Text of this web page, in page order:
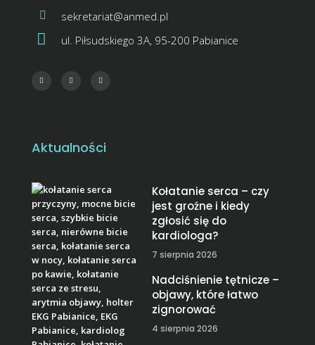
sekretariat@anmed.pl
ul. Piłsudskiego 3A, 95-200 Pabianice
Aktualności
Kołatanie serca – czy
jest groźne i kiedy
zgłosić się do
kardiologa?
7 sierpnia 2026
Nadciśnienie tętnicze –
objawy, które łatwo
zignorować
4 sierpnia 2026